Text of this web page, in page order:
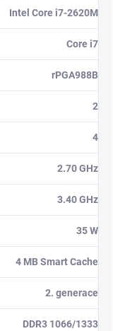
Intel Core i7-2620M
Core i7
rPGA988B
2
4
2.70 GHz
3.40 GHz
35 W
4 MB Smart Cache
2. generace
DDR3 1066/1333